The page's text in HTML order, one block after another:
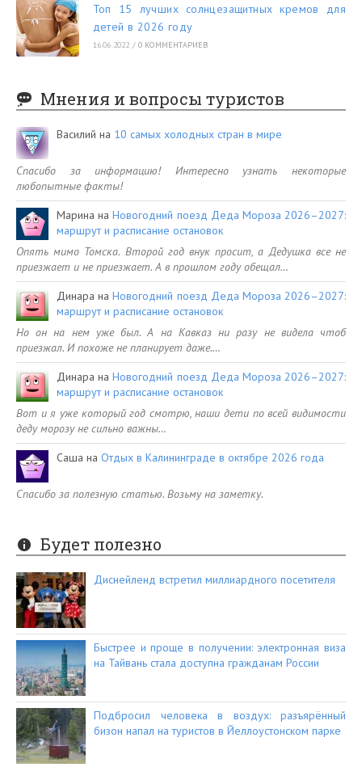
Топ 15 лучших солнцезащитных кремов для
детей в 2026 году
16.06.2022 / 0 КОММЕНТАРИЕВ
Мнения и вопросы туристов
Василий на 10 самых холодных стран в мире
Спасибо за информацию! Интересно узнать некоторые
любопытные факты!
Марина наНовогодний поезд Деда Мороза 2026–2027:
маршрут и расписание остановок
Опять мимо Томска. Второй год внук просит, а Дедушка все не
приезжает и не приезжает. А в прошлом году обещал…
Динара наНовогодний поезд Деда Мороза 2026–2027:
маршрут и расписание остановок
Но он на нем уже был. А на Кавказ ни разу не видела чтоб
приезжал. И похоже не планирует даже.…
Динара наНовогодний поезд Деда Мороза 2026–2027:
маршрут и расписание остановок
Вот и я уже который год смотрю, наши дети по всей видимости
деду морозу не сильно важны…
Саша на Отдых в Калининграде в октябре 2026 года
Спасибо за полезную статью. Возьму на заметку.
Будет полезно
Диснейленд встретил миллиардного посетителя
Быстрее и проще в получении: электронная виза
на Тайвань стала доступна гражданам России
Подбросил человека в воздух: разъярённый
бизон напал на туристов в Йеллоустонском парке